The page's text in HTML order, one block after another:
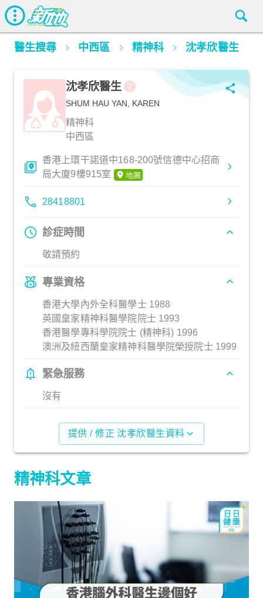
醫生搜尋 中西區 精神科 沈孝欣醫生
沈孝欣醫生
SHUM HAU YAN, KAREN
精神科
中西區
香港上環干諾道中168-200號信德中心招商
局大廈9樓915室
28418801
診症時間
敬請預約
專業資格
香港大學內外全科醫學士 1988
英國皇家精神科醫學院院士 1993
香港醫學專科學院院士 (精神科) 1996
澳洲及紐西蘭皇家精神科醫學院榮授院士 1999
緊急服務
沒有
提供 / 修正 沈孝欣醫生資料
精神科文章